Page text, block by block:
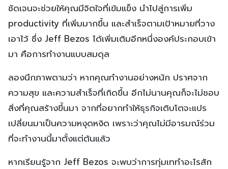
ชัดเจนจะช่วยให้คุณมีจิตใจที่เข้มแข็ง นำไปสู่การเพิ่ม
productivity ที่เพิ่มมากขึ้น และสำเร็จตามเป้าหมายที่วาง
เอาไว้ ซึ่ง Jeff Bezos ได้เพิ่มเติมอีกหนึ่งองค์ประกอบเข้า
มา คือการทำงานแบบสมดุล
ลองนึกภาพตามว่า หากคุณทำงานอย่างหนัก ปราศจาก
ความสุข และความสำเร็จที่เกิดขึ้น อีกไม่นานคุณก็จะไม่ชอบ
สิ่งที่คุณสร้างขึ้นมา จากที่อยากทำให้ธุรกิจเติบโตจะแปร
เปลี่ยนมาเป็นความหงุดหงิด เพราะว่าคุณไม่มีอารมณ์ร่วม
ที่จะทำงานนี้มาตั้งแต่ต้นแล้ว
หากเรียนรู้จาก Jeff Bezos จะพบว่าการทุ่มเททำอะไรสัก